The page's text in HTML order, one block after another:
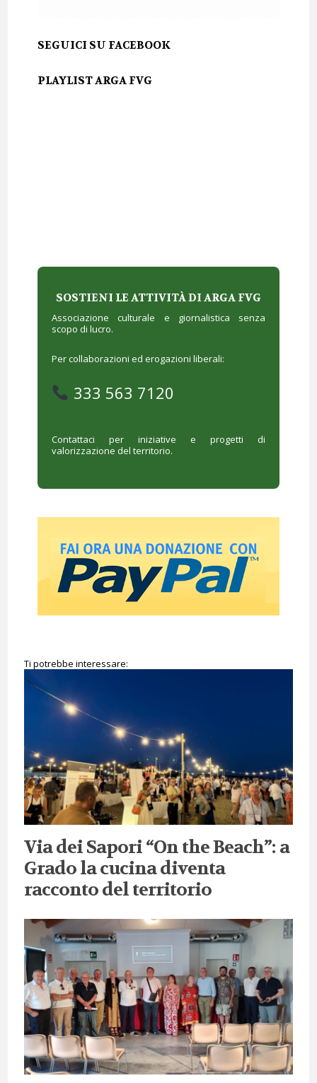
SEGUICI SU FACEBOOK
PLAYLIST ARGA FVG
SOSTIENI LE ATTIVITÀ DI ARGA FVG
Associazione culturale e giornalistica senza
scopo di lucro.
Per collaborazioni ed erogazioni liberali:
333 563 7120
Contattaci per iniziative e progetti di
valorizzazione del territorio.
Ti potrebbe interessare:
Via dei Sapori “On the Beach”: a
Grado la cucina diventa
racconto del territorio